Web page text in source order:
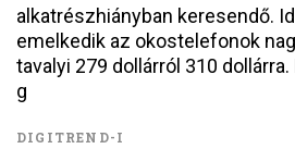
alkatrészhiányban keresendő.
emelkedik az okostelefonok
tavalyi 279 dollárról 310
g
DIGITREND-I